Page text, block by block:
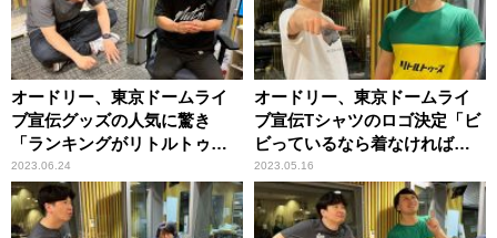
オードリー、東京ドームライ
ブ宣伝グッズの人気に驚き
「ランキングがリトルトゥー
スグッズで……」
2023.06.24
オードリー、東京ドームライ
ブ宣伝Tシャツのロゴ決定「ビ
ビっているなら着なければい
い」
2023.05.16